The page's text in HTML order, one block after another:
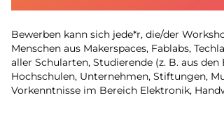
Bewerben kann sich jede*r, die/der
Menschen aus Makerspaces, Fablabs,
aller Schularten, Studierende (z. B. aus
Hochschulen, Unternehmen, Stiftungen,
Vorkenntnisse im Bereich Elektronik,